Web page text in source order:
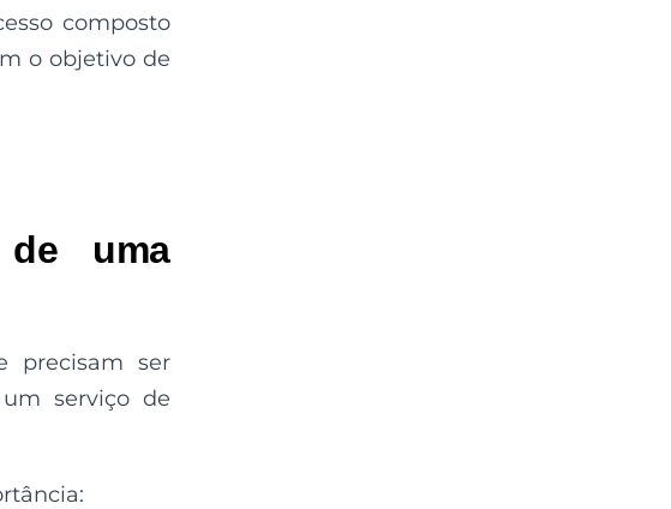
composto
o objetivo de
de uma
precisam ser
serviço de